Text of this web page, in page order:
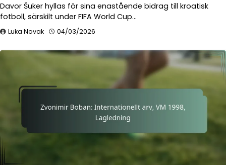
Davor Šuker hyllas för sina enastående bidrag till kroatisk
fotboll, särskilt under FIFA World Cup…
Luka Novak 04/03/2026